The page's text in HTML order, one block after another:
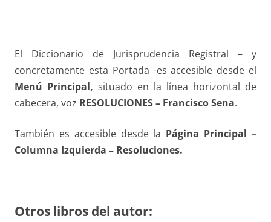
El Diccionario de Jurisprudencia Registral – y
concretamente esta Portada -es accesible desde el
Menú Principal, situado en la línea horizontal de
cabecera, voz RESOLUCIONES – Francisco Sena.
También es accesible desde la Página Principal –
Columna Izquierda – Resoluciones.
Otros libros del autor: